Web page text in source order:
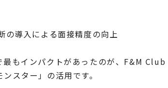
導入による面接精度の向上
最もインパクトがあったのが、F&M Club
スター」の活用です。